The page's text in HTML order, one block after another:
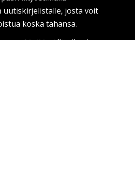
uutiskirjelistalle, josta voit
koska tahansa.
opas täyttämällä alla oleva